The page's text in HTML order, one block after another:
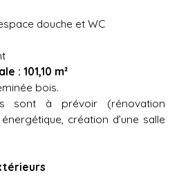
douche et WC
: 101,10 m²
bois.
sont à prévoir (rénovation
création d’une salle